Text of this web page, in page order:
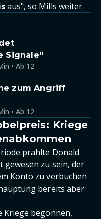
aus", so Mills weiter.
Signale“
• Ab 12
zum Angriff
• Ab 12
Kriege
prahlte Donald
gewesen zu sein, der
Konto zu verbuchen
bereits aber
Kriege begonnen,